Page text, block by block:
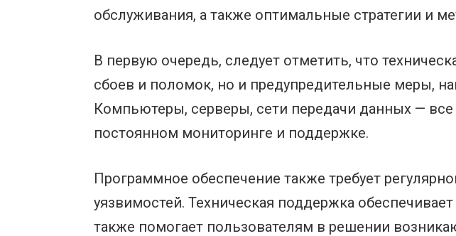
обслуживания, а также оптимальные стратегии и
В первую очередь, следует отметить, что
сбоев и поломок, но и предупредительные меры,
Компьютеры, серверы, сети передачи данных —
постоянном мониторинге и поддержке.
Программное обеспечение также требует
уязвимостей. Техническая поддержка
также помогает пользователям в решении